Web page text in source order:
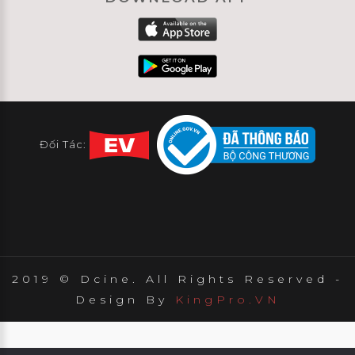
Đối Tác:
2019 © Dcine. All Rights Reserved -
Design By
KingPro.VN